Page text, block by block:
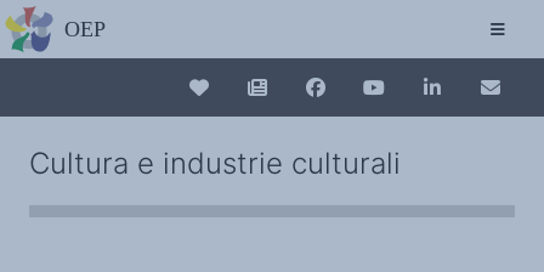
La Collection plurilinguisme sur CAIRN
Il Progetto
Agire con l'OEP
Contattare l'OEP
LE AZIONI
6a conferenza europea sul plurilinguismo - Invito a presentare documenti -
Cultura e industrie culturali